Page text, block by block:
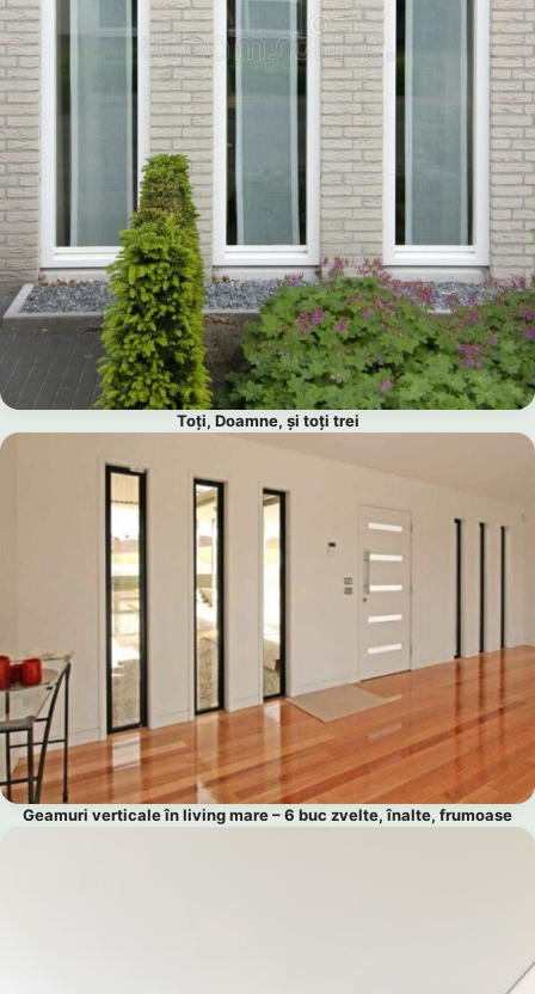
Toți, Doamne, și toți trei
Geamuri verticale în living mare – 6 buc zvelte, înalte, frumoase